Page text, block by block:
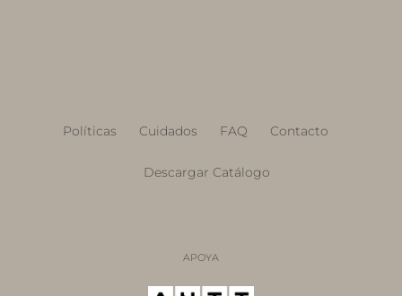
Políticas Cuidados FAQ Contacto
Descargar Catálogo
APOYA